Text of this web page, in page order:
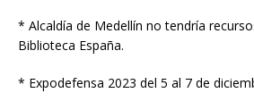
* Alcaldía de Medellín no tendría
Biblioteca España.
* Expodefensa 2023 del 5 al 7 de